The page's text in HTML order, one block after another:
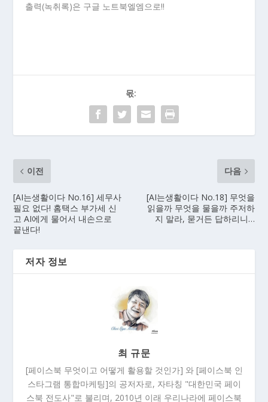
출력(녹취록)은 구글 노트북엘엠으로!!
몫:
이전
[AI는생활이다 No.16] 세무사
필요 없다! 홈택스 부가세 신
고 AI에게 물어서 내손으로
끝낸다!
다음
[AI는생활이다 No.18] 무엇을
읽을까 무엇을 물을까 주저하
지 말라, 묻거든 답하리니…
저자 정보
최 규문
[페이스북 무엇이고 어떻게 활용할 것인가] 와 [페이스북 인
스타그램 통합마케팅]의 공저자로, 자타칭 "대한민국 페이
스북 전도사"로 불리며, 2010년 이래 우리나라에 페이스북